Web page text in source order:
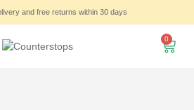
and free returns within 30 days
0